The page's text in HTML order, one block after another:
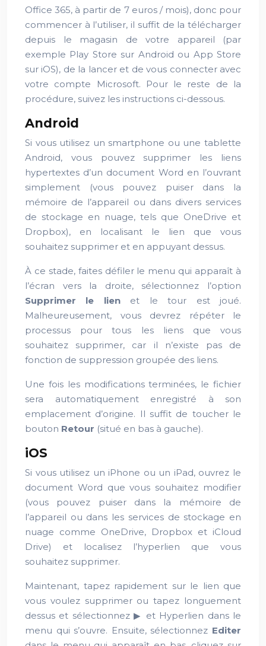
Office 365, à partir de 7 euros / mois), donc pour
commencer à l’utiliser, il suffit de la télécharger
depuis le magasin de votre appareil (par
exemple Play Store sur Android ou App Store
sur iOS), de la lancer et de vous connecter avec
votre compte Microsoft. Pour le reste de la
procédure, suivez les instructions ci-dessous.
Android
Si vous utilisez un smartphone ou une tablette
Android, vous pouvez supprimer les liens
hypertextes d’un document Word en l’ouvrant
simplement (vous pouvez puiser dans la
mémoire de l’appareil ou dans divers services
de stockage en nuage, tels que OneDrive et
Dropbox), en localisant le lien que vous
souhaitez supprimer et en appuyant dessus.
À ce stade, faites défiler le menu qui apparaît à
l’écran vers la droite, sélectionnez l’option
Supprimer le lienet le tour est joué.
Malheureusement, vous devrez répéter le
processus pour tous les liens que vous
souhaitez supprimer, car il n’existe pas de
fonction de suppression groupée des liens.
Une fois les modifications terminées, le fichier
sera automatiquement enregistré à son
emplacement d’origine. Il suffit de toucher le
bouton Retour (situé en bas à gauche).
iOS
Si vous utilisez un iPhone ou un iPad, ouvrez le
document Word que vous souhaitez modifier
(vous pouvez puiser dans la mémoire de
l’appareil ou dans les services de stockage en
nuage comme OneDrive, Dropbox et iCloud
Drive) et localisez l’hyperlien que vous
souhaitez supprimer.
Maintenant, tapez rapidement sur le lien que
vous voulez supprimer ou tapez longuement
dessus et sélectionnez ▶︎ et Hyperlien dans le
menu qui s’ouvre. Ensuite, sélectionnez Editer